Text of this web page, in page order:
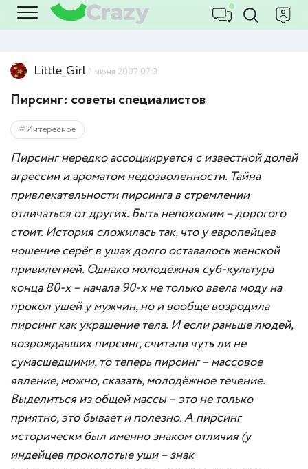
Little_Girl 1 июня 2007 07:31
Пирсинг: советы специалистов
Интересное
Пирсинг нередко ассоциируется с известной долей
агрессии и ароматом недозволенности. Тайна
привлекательности пирсинга в стремлении
отличаться от других. Быть непохожим – дорогого
стоит. История сложилась так, что у европейцев
ношение серёг в ушах долго оставалось женской
привилегией. Однако молодёжная суб-культура
конца 80-х – начала 90-х не только ввела моду на
прокол ушей у мужчин, но и вообще возродила
пирсинг как украшение тела. И если раньше людей,
возрождавших пирсинг, считали чуть ли не
сумасшедшими, то теперь пирсинг – массовое
явление, можно, сказать, молодёжное течение.
Выделиться из общей массы – это не только
приятно, это бывает и полезно. А пирсинг
исторически был именно знаком отличия (у
индейцев проколотые уши – знак